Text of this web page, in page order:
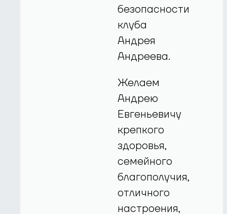
безопасности
клуба
Андрея
Андреева.
Желаем
Андрею
Евгеньевичу
крепкого
здоровья,
семейного
благополучия,
отличного
настроения,